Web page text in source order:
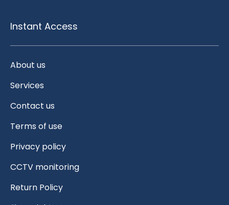
Instant Access
About us
Services
Contact us
Terms of use
Privacy policy
CCTV monitoring
Return Policy